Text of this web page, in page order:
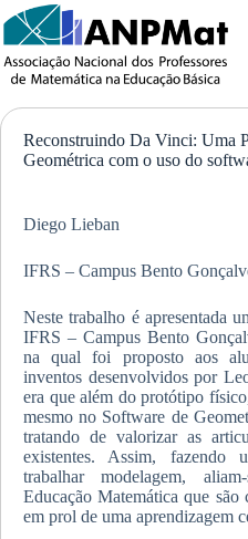
Pular
para
o
conteúdo
Reconstruindo Da Vinci: Uma
Geométrica com o uso do
Diego Lieban
IFRS – Campus Bento
Neste trabalho é apresentada
IFRS – Campus Bento
na qual foi proposto aos
inventos desenvolvidos por
era que além do protótipo
mesmo no Software de
tratando de valorizar as
existentes. Assim, fazendo
trabalhar modelagem,
Educação Matemática que são
em prol de uma aprendizagem